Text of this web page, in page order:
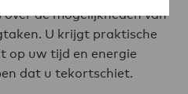
de mogelijkheden van
U krijgt praktische
op uw tijd en energie
dat u tekortschiet.